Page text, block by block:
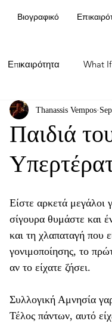
Βιογραφικό
Επικαιρότητα What If
Παιδιά
Thanassis Vempos
Είστε αρκετά μεγάλοι
σίγουρα θυμάστε και
και τη χλαπαταγή που
γονιμοποίησης, το
αν το είχατε ζήσει.
Συλλογική Αμνησία
Τέλος πάντων, αυτό